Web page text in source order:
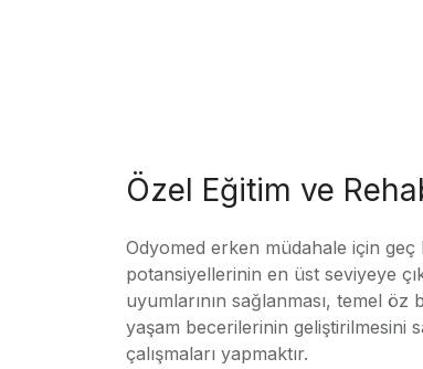
Özel Eğitim ve
Odyomed erken müdahale için geç
potansiyellerinin en üst seviyeye
uyumlarının sağlanması, temel öz
yaşam becerilerinin geliştirilmesini
çalışmaları yapmaktır.